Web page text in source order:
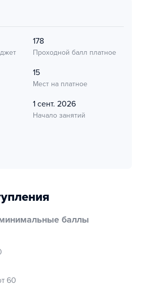
178
Проходной балл платное
15
Мест на платное
1 сент. 2026
Начало занятий
баллы
60